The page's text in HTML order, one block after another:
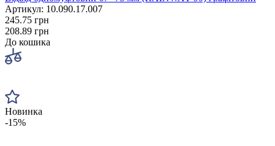
Артикул: 10.090.17.007
245.75 грн
208.89 грн
До кошика
Новинка
-15%